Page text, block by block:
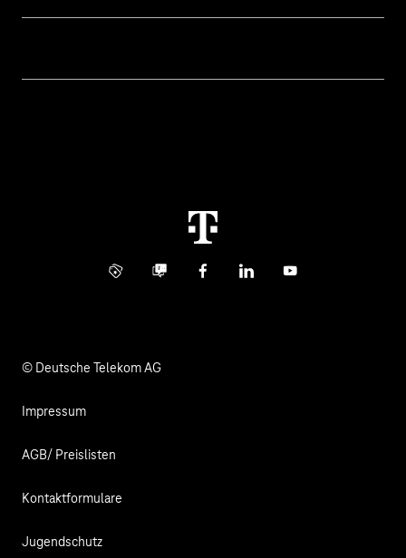
Info ServiceBusiness Community
FacebookLinkedInYouTube
© Deutsche Telekom AG
Impressum
AGB/ Preislisten
Kontaktformulare
Jugendschutz